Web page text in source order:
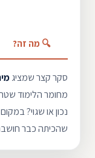
🔍 מה זה?
סקר קצר שמציג
מחומר הלימוד
נכון או שגוי?
שהכיתה כבר